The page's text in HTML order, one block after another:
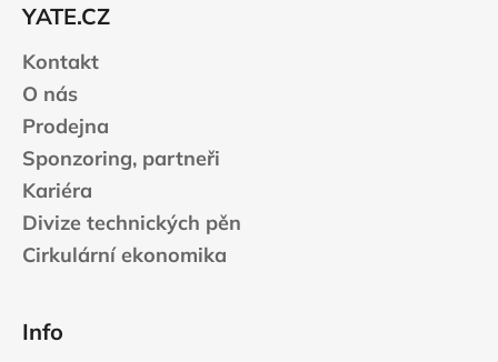
YATE.CZ
Kontakt
O nás
Prodejna
Sponzoring, partneři
Kariéra
Divize technických pěn
Cirkulární ekonomika
Info